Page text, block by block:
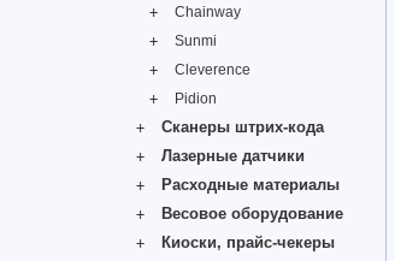
Chainway
Sunmi
Cleverence
Pidion
Сканеры штрих-кода
Лазерные датчики
Расходные материалы
Весовое оборудование
Киоски, прайс-чекеры